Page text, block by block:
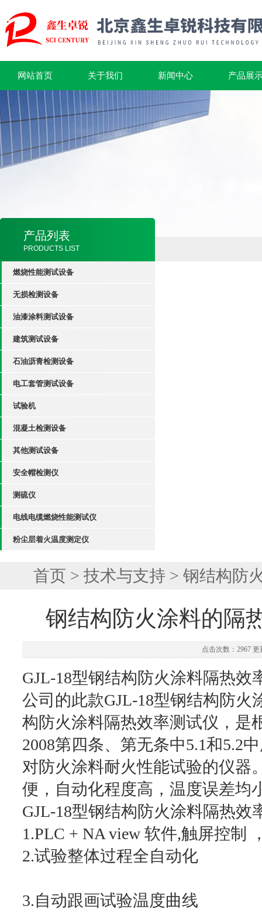
网站首页 关于我们 新闻中心 产品展
产品列表
PRODUCTS LIST
燃烧性能测试设备
无损检测设备
油漆涂料测试设备
建筑测试设备
石油沥青检测设备
电工套管测试设备
试验机
混凝土检测设备
其他测试设备
安全帽检测仪
测硫仪
电线电缆燃烧性能测试仪
粉尘层着火温度测定仪
首页 > 技术与支持 > 钢结构防
钢结构防火涂料的隔
点击次数：2967 更
GJL-18型钢结构防火涂料隔热
公司的此款GJL-18型钢结构防
构防火涂料隔热效率测试仪，是
2008第四条、第无条中5.1和5.2
对防火涂料耐火性能试验的仪器
便，自动化程度高，温度误差均
GJL-18型钢结构防火涂料隔热效
1.PLC + NA view 软件,触屏控制
2.试验整体过程全自动化
3.自动跟画试验温度曲线